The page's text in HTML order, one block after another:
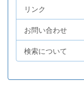
リンク
お問い合わせ
検索について